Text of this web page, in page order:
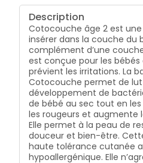
Description
Cotocouche âge 2 est une
insérer dans la couche du
complément d’une
est conçue pour les
prévient les irritations. La
Cotocouche permet de
développement de
de bébé au sec tout en
les rougeurs et augmente
Elle permet à la peau de
douceur et bien-être.
haute tolérance cutanée
hypoallergénique. Elle